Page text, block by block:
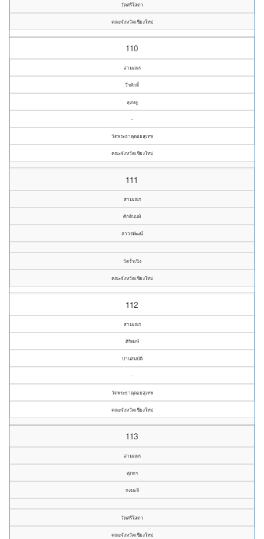
วัดศรีโสดา
คณะจังหวัดเชียงใหม่
110
สามเณร
วีรศักดิ์
ลุงหลู
-
วัดพระธาตุดอยสุเทพ
คณะจังหวัดเชียงใหม่
111
สามเณร
ศักดินนท์
ถาวรพัฒน์
วัดร่ำเปิง
คณะจังหวัดเชียงใหม่
112
สามเณร
ศิริพงษ์
ปานสมบัติ
-
วัดพระธาตุดอยสุเทพ
คณะจังหวัดเชียงใหม่
113
สามเณร
ศุภกร
กงมะลิ
วัดศรีโสดา
คณะจังหวัดเชียงใหม่